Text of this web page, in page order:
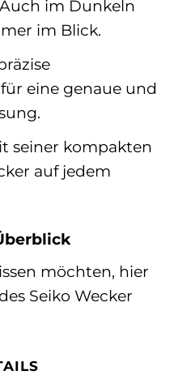
im Dunkeln
im Blick.
eine genaue und
seiner kompakten
auf jedem
möchten, hier
Seiko Wecker